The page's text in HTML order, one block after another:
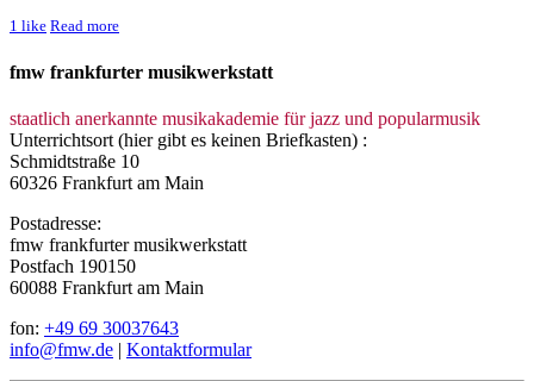
1 like Read more
fmw frankfurter musikwerkstatt
staatlich anerkannte musikakademie für jazz und popularmusik
Unterrichtsort (hier gibt es keinen Briefkasten) :
Schmidtstraße 10
60326 Frankfurt am Main
Postadresse:
fmw frankfurter musikwerkstatt
Postfach 190150
60088 Frankfurt am Main
fon: +49 69 30037643
info@fmw.de | Kontaktformular